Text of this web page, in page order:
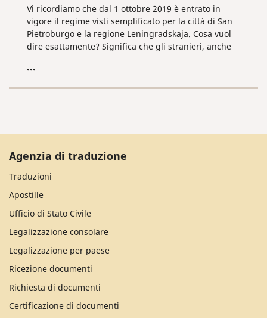
Vi ricordiamo che dal 1 ottobre 2019 è entrato in
vigore il regime visti semplificato per la città di San
Pietroburgo e la regione Leningradskaja. Cosa vuol
dire esattamente? Significa che gli stranieri, anche
visto elettronico.
...
Agenzia di traduzione
Traduzioni
Apostille
Ufficio di Stato Civile
Legalizzazione consolare
Legalizzazione per paese
Ricezione documenti
Richiesta di documenti
Certificazione di documenti